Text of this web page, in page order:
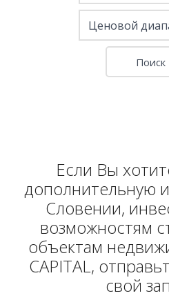
Ценовой
Если Вы
дополнительную
Словении,
возможностям
объектам
CAPITAL,
свой